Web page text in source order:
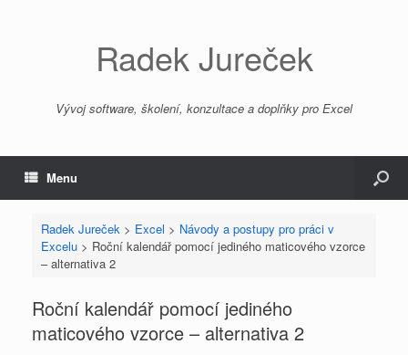
Radek Jureček
Vývoj software, školení, konzultace a doplňky pro Excel
Menu
Radek Jureček > Excel > Návody a postupy pro práci v
Excelu> Roční kalendář pomocí jediného maticového vzorce
– alternativa 2
Roční kalendář pomocí jediného
maticového vzorce – alternativa 2